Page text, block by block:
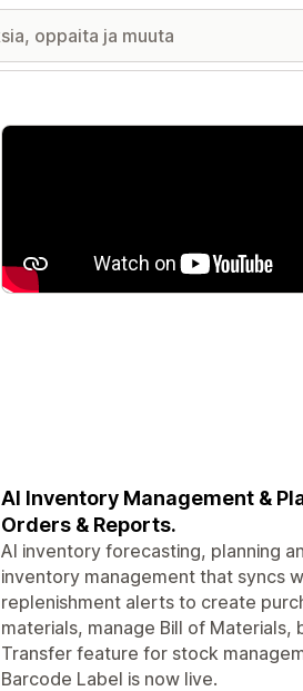
Esittelykuvagalleria
AI Inventory Management &
Orders & Reports.
AI inventory forecasting, planning
inventory management that syncs
replenishment alerts to create
materials, manage Bill of
Transfer feature for stock
Barcode Label is now live.